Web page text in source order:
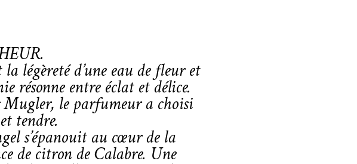
légèreté d’une eau de fleur et
résonne entre éclat et délice.
le parfumeur a choisi
tendre.
s’épanouit au cœur de la
de citron de Calabre. Une